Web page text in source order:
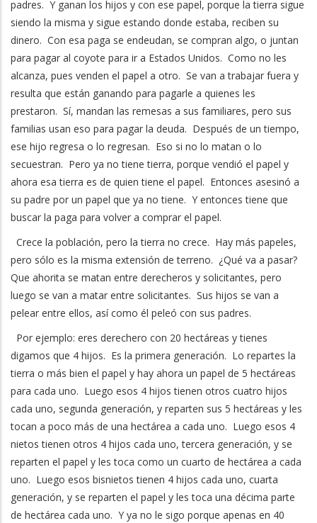
padres. Y ganan los hijos y con ese papel, porque la tierra sigue
siendo la misma y sigue estando donde estaba, reciben su
dinero. Con esa paga se endeudan, se compran algo, o juntan
para pagar al coyote para ir a Estados Unidos. Como no les
alcanza, pues venden el papel a otro. Se van a trabajar fuera y
resulta que están ganando para pagarle a quienes les
prestaron. Sí, mandan las remesas a sus familiares, pero sus
familias usan eso para pagar la deuda. Después de un tiempo,
ese hijo regresa o lo regresan. Eso si no lo matan o lo
secuestran. Pero ya no tiene tierra, porque vendió el papel y
ahora esa tierra es de quien tiene el papel. Entonces asesinó a
su padre por un papel que ya no tiene. Y entonces tiene que
buscar la paga para volver a comprar el papel.
Crece la población, pero la tierra no crece. Hay más papeles,
pero sólo es la misma extensión de terreno. ¿Qué va a pasar?
Que ahorita se matan entre derecheros y solicitantes, pero
luego se van a matar entre solicitantes. Sus hijos se van a
pelear entre ellos, así como él peleó con sus padres.
Por ejemplo: eres derechero con 20 hectáreas y tienes
digamos que 4 hijos. Es la primera generación. Lo repartes la
tierra o más bien el papel y hay ahora un papel de 5 hectáreas
para cada uno. Luego esos 4 hijos tienen otros cuatro hijos
cada uno, segunda generación, y reparten sus 5 hectáreas y les
tocan a poco más de una hectárea a cada uno. Luego esos 4
nietos tienen otros 4 hijos cada uno, tercera generación, y se
reparten el papel y les toca como un cuarto de hectárea a cada
uno. Luego esos bisnietos tienen 4 hijos cada uno, cuarta
generación, y se reparten el papel y les toca una décima parte
de hectárea cada uno. Y ya no le sigo porque apenas en 40